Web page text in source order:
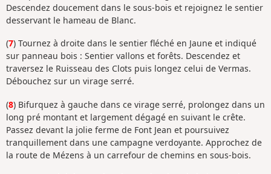
Descendez doucement dans le sous-bois et rejoignez le sentier
desservant le hameau de Blanc.
(7) Tournez à droite dans le sentier fléché en Jaune et indiqué
sur panneau bois : Sentier vallons et forêts. Descendez et
traversez le Ruisseau des Clots puis longez celui de Vermas.
Débouchez sur un virage serré.
(8) Bifurquez à gauche dans ce virage serré, prolongez dans un
long pré montant et largement dégagé en suivant le crête.
Passez devant la jolie ferme de Font Jean et poursuivez
tranquillement dans une campagne verdoyante. Approchez de
la route de Mézens à un carrefour de chemins en sous-bois.